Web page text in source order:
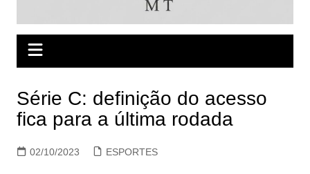
Série C: definição do acesso
fica para a última rodada
02/10/2023 ESPORTES